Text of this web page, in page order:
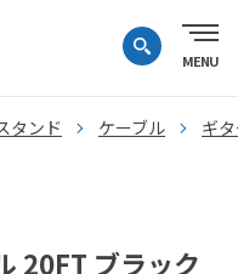
タンド ケーブル ギ
20FT ブラック